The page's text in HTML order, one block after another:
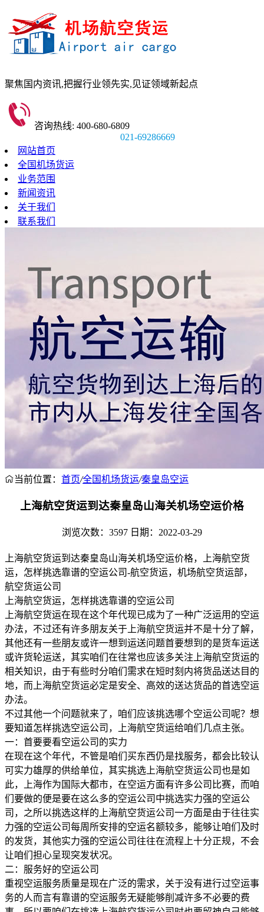
聚焦国内资讯,把握行业领先实,见证领域新起点
咨询热线: 400-680-6809
021-69286669
网站首页
全国机场货运
业务范围
新闻资讯
关于我们
联系我们
当前位置： 首页/全国机场货运/秦皇岛空运
上海航空货运到达秦皇岛山海关机场空运价格
浏览次数：3597 日期：2022-03-29
上海航空货运到达秦皇岛山海关机场空运价格，上海航空货
运，怎样挑选靠谱的空运公司-航空货运，机场航空货运部，
航空货运公司
上海航空货运，怎样挑选靠谱的空运公司
上海航空货运在现在这个年代现已成为了一种广泛运用的空运
办法，不过还有许多朋友关于上海航空货运并不是十分了解，
其他还有一些朋友或许一想到运送问题首要想到的是货车运送
或许货轮运送，其实咱们在往常也应该多关注上海航空货运的
相关知识，由于有些时分咱们需求在短时刻内将货品送达目的
地，而上海航空货运必定是安全、高效的送达货品的首选空运
办法。
不过其他一个问题就来了，咱们应该挑选哪个空运公司呢？想
要知道怎样挑选空运公司，上海航空货运给咱们几点主张。
一：首要要看空运公司的实力
在现在这个年代，不管是咱们买东西仍是找服务，都会比较认
可实力雄厚的供给单位，其实挑选上海航空货运公司也是如
此，上海作为国际大都市，在空运方面有许多公司比赛，而咱
们要做的便是要在这么多的空运公司中挑选实力强的空运公
司，之所以挑选这样的上海航空货运公司一方面是由于往往实
力强的空运公司每周所安排的空运名额较多，能够让咱们及时
的发货，其他实力强的空运公司往往在流程上十分正规，不会
让咱们担心呈现突发状况。
二：服务好的空运公司
重视空运服务质量是现在广泛的需求，关于没有进行过空运事
务的人而言有靠谱的空运服务无疑能够削减许多不必要的费